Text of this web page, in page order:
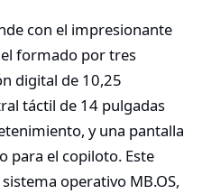
con el impresionante
formado por tres
digital de 10,25
táctil de 14 pulgadas
y una pantalla
para el copiloto. Este
operativo MB.OS,